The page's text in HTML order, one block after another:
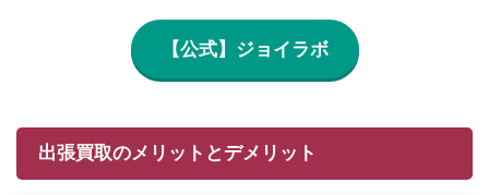
【公式】ジョイラボ
出張買取のメリットとデメリット